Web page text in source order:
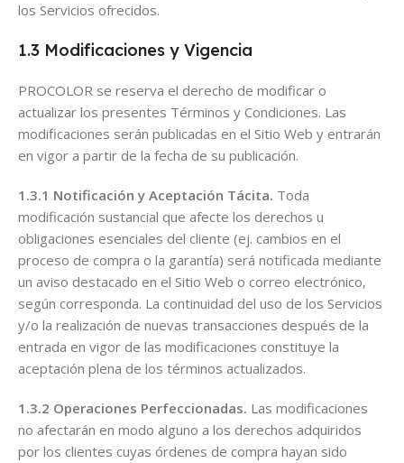
los Servicios ofrecidos.
1.3 Modificaciones y Vigencia
PROCOLOR se reserva el derecho de modificar o
actualizar los presentes Términos y Condiciones. Las
modificaciones serán publicadas en el Sitio Web y entrarán
en vigor a partir de la fecha de su publicación.
1.3.1 Notificación y Aceptación Tácita. Toda
modificación sustancial que afecte los derechos u
obligaciones esenciales del cliente (ej. cambios en el
proceso de compra o la garantía) será notificada mediante
un aviso destacado en el Sitio Web o correo electrónico,
según corresponda. La continuidad del uso de los Servicios
y/o la realización de nuevas transacciones después de la
entrada en vigor de las modificaciones constituye la
aceptación plena de los términos actualizados.
1.3.2 Operaciones Perfeccionadas. Las modificaciones
no afectarán en modo alguno a los derechos adquiridos
por los clientes cuyas órdenes de compra hayan sido